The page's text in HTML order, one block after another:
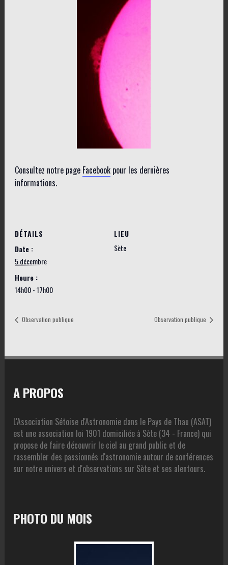
Consultez notre page Facebookpour les dernières
informations.
DÉTAILS
Date :
5 décembre
Heure :
14h00 - 17h00
LIEU
Sète
Observation publique Observation publique
A PROPOS
L'Association Sétoise d'Astronomie dans le Pays de Thau (ASAT)
est une association loi 1901 domiciliée à Sète (34 - France) qui
propose de faire découvrir le ciel au grand public et de
rassembler des passionnés d'astronomie autour de conférences
sur notre univers et d'observations sur Sète et ses alentours.
PHOTO DU MOIS